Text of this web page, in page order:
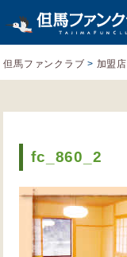
但馬ファンクラブ > 加盟店
fc_860_2